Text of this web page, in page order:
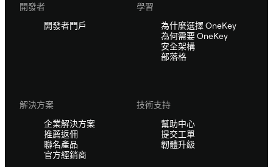
開發者
開發者門戶
學習
為什麼選擇 OneKey
為何需要 OneKey
安全架構
部落格
解決方案
企業解決方案
推薦返佣
聯名產品
官方經銷商
技術支持
幫助中心
提交工單
韌體升級